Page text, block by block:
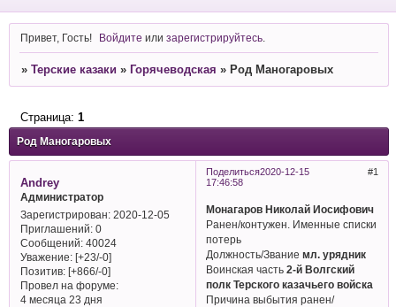
Привет, Гость! Войдите илизарегистрируйтесь
» Терские казаки » Горячеводская » Род Маногаровых
Род Маногаровых
Страница: 1
Поделиться 1
2020-12-15
17:46:58
Andrey
Администратор
Зарегистрирован: 2020-12-05
Приглашений:0
Сообщений:40024
Уважение: [+23/-0]
Позитив: [+866/-0]
Провел на форуме:
4 месяца 23 дня
Монагаров Николай Иосифович
Ранен/контужен. Именные списки
потерь
Должность/Званиемл. урядник
Воинская часть2-й Волгский
полк Терского казачьего войска
Причина выбытия ранен/